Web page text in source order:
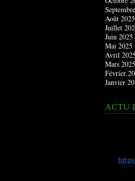
Août 2025
Juillet
Juin 2025
Mai 2025
Avril 2025
Mars 2025
Février
Janvier
ACTU